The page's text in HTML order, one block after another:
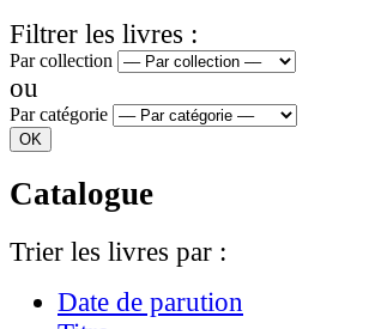
Filtrer les livres :
Par collection
ou
Par catégorie
Catalogue
Trier les livres par :
Date de parution